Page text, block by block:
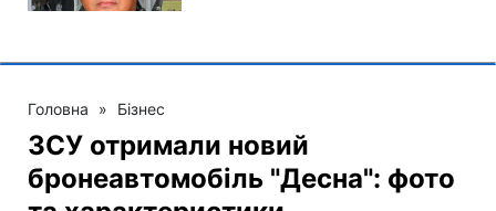
Головна » Бізнес
ЗСУ отримали новий
бронеавтомобіль "Десна": фото